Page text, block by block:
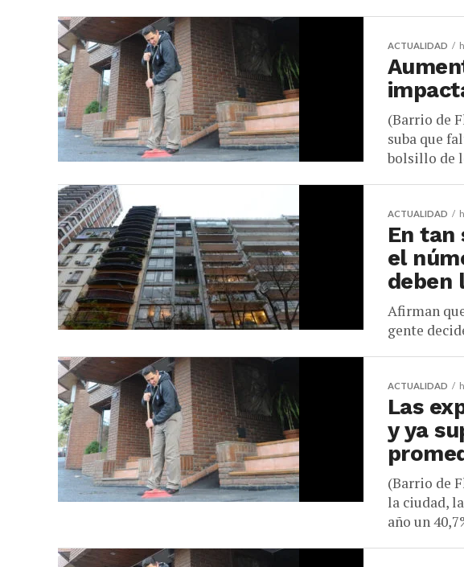
ACTUALIDAD
(Barrio de
suba que
bolsillo de
ACTUALIDAD
En tan
el
deben
Afirman
gente
ACTUALIDAD
Las
y ya
(Barrio de
la ciudad,
año un